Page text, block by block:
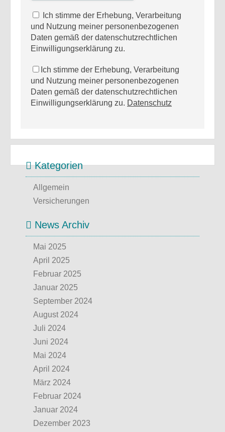
Ich stimme der Erhebung, Verarbeitung
und Nutzung meiner personenbezogenen
Daten gemäß der datenschutzrechtlichen
Einwilligungserklärung zu.
Ich stimme der Erhebung, Verarbeitung
und Nutzung meiner personenbezogenen
Daten gemäß der datenschutzrechtlichen
Einwilligungserklärung zu. Datenschutz
Kategorien
Allgemein
Versicherungen
News Archiv
Mai 2025
April 2025
Februar 2025
Januar 2025
September 2024
August 2024
Juli 2024
Juni 2024
Mai 2024
April 2024
März 2024
Februar 2024
Januar 2024
Dezember 2023